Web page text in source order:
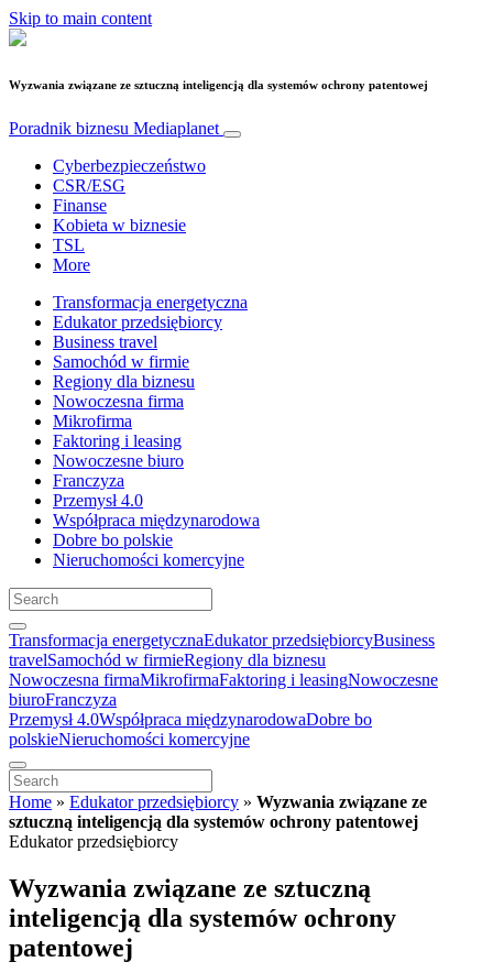
Skip to main content
Wyzwania związane ze sztuczną inteligencją dla systemów ochrony patentowej
Poradnik biznesu Mediaplanet
Cyberbezpieczeństwo
CSR/ESG
Finanse
Kobieta w biznesie
TSL
More
Transformacja energetyczna
Edukator przedsiębiorcy
Business travel
Samochód w firmie
Regiony dla biznesu
Nowoczesna firma
Mikrofirma
Faktoring i leasing
Nowoczesne biuro
Franczyza
Przemysł 4.0
Współpraca międzynarodowa
Dobre bo polskie
Nieruchomości komercyjne
Transformacja energetycznaEdukator przedsiębiorcyBusiness
travelSamochód w firmieRegiony dla biznesu
Nowoczesna firmaMikrofirmaFaktoring i leasingNowoczesne
biuroFranczyza
Przemysł 4.0Współpraca międzynarodowaDobre bo
polskieNieruchomości komercyjne
Home » Edukator przedsiębiorcy » Wyzwania związane ze
sztuczną inteligencją dla systemów ochrony patentowej
Edukator przedsiębiorcy
Wyzwania związane ze sztuczną
inteligencją dla systemów ochrony
patentowej